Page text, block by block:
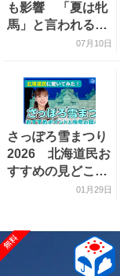
も影響 「夏は牝
馬」と言われる理
07月10日
さっぽろ雪まつり
2026 北海道民お
すすめの見どころ
01月29日